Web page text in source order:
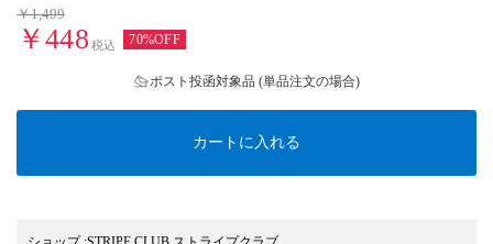
￥1,499
￥448 税込 70%OFF
ポスト投函対象品 (単品注文の場合)
カートに入れる